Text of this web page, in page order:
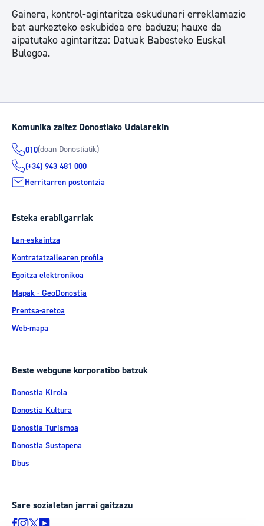
Gainera, kontrol-agintaritza eskudunari erreklamazio
bat aurkezteko eskubidea ere baduzu; hauxe da
aipatutako agintaritza: Datuak Babesteko Euskal
Bulegoa.
Komunika zaitez Donostiako Udalarekin
010(doan Donostiatik)
(+34) 943 481 000
Herritarren postontzia
Esteka erabilgarriak
Lan-eskaintza
Kontratatzailearen profila
Egoitza elektronikoa
Mapak - GeoDonostia
Prentsa-aretoa
Web-mapa
Beste webgune korporatibo batzuk
Donostia Kirola
Donostia Kultura
Donostia Turismoa
Donostia Sustapena
Dbus
Sare sozialetan jarrai gaitzazu